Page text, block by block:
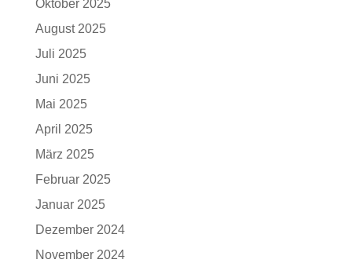
Oktober 2025
August 2025
Juli 2025
Juni 2025
Mai 2025
April 2025
März 2025
Februar 2025
Januar 2025
Dezember 2024
November 2024